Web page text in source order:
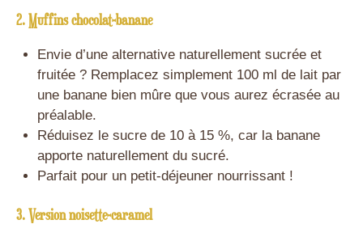
2. Muffins chocolat-banane
Envie d’une alternative naturellement sucrée et
fruitée ? Remplacez simplement 100 ml de lait par
une banane bien mûre que vous aurez écrasée au
préalable.
Réduisez le sucre de 10 à 15 %, car la banane
apporte naturellement du sucré.
Parfait pour un petit-déjeuner nourrissant !
3. Version noisette-caramel